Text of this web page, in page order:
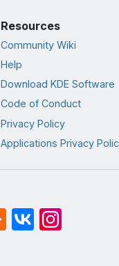
Resources
Community Wiki
Help
Download KDE Software
Code of Conduct
Privacy Policy
Applications Privacy